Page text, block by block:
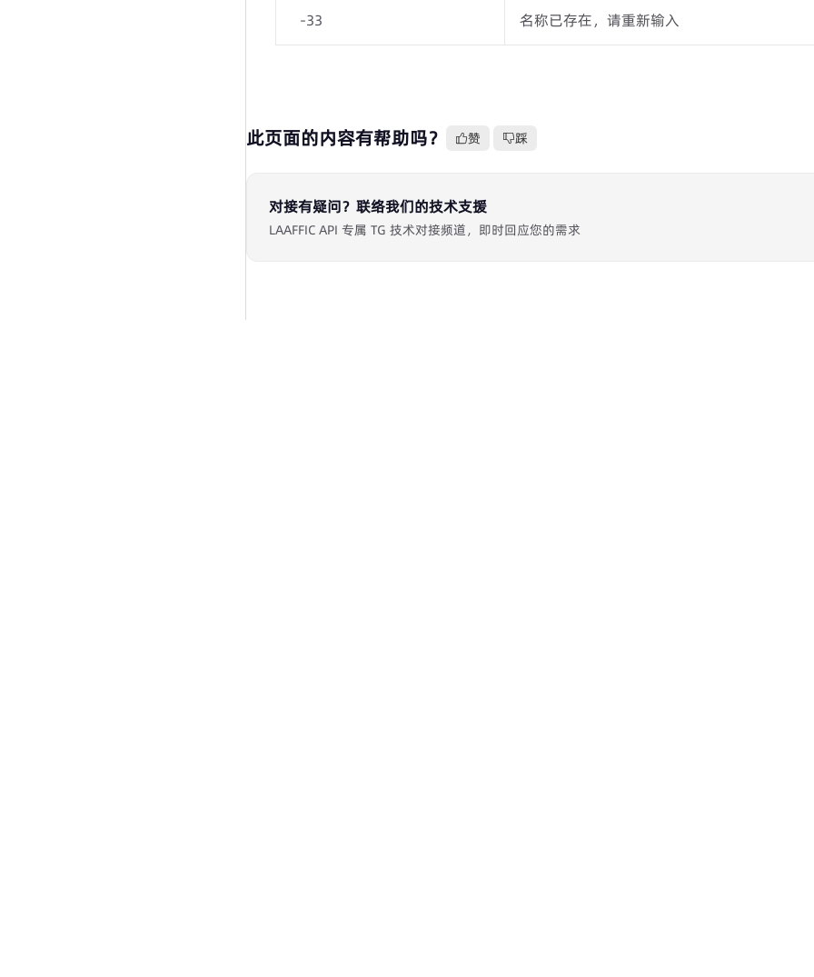
-33 名称已存在，请重新输入
此页面的内容有帮助吗？ 赞 踩
对接有疑问？联络我们的技术支援
LAAFFIC API 专属 TG 技术对接频道，即时回应您的需求